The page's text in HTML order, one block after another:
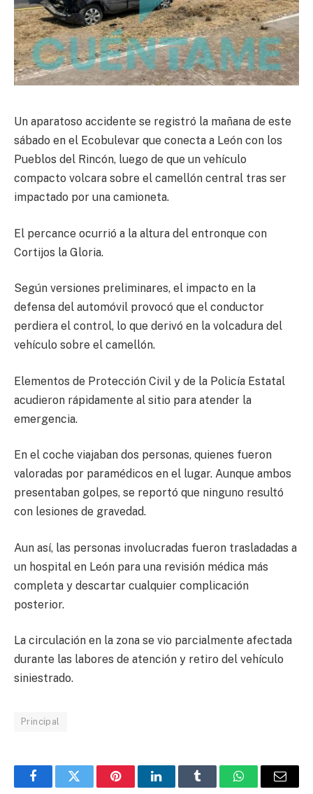
Un aparatoso accidente se registró la mañana de este
sábado en el Ecobulevar que conecta a León con los
Pueblos del Rincón, luego de que un vehículo
compacto volcara sobre el camellón central tras ser
impactado por una camioneta.
El percance ocurrió a la altura del entronque con
Cortijos la Gloria.
Según versiones preliminares, el impacto en la
defensa del automóvil provocó que el conductor
perdiera el control, lo que derivó en la volcadura del
vehículo sobre el camellón.
Elementos de Protección Civil y de la Policía Estatal
acudieron rápidamente al sitio para atender la
emergencia.
En el coche viajaban dos personas, quienes fueron
valoradas por paramédicos en el lugar. Aunque ambos
presentaban golpes, se reportó que ninguno resultó
con lesiones de gravedad.
Aun así, las personas involucradas fueron trasladadas a
un hospital en León para una revisión médica más
completa y descartar cualquier complicación
posterior.
La circulación en la zona se vio parcialmente afectada
durante las labores de atención y retiro del vehículo
siniestrado.
Principal
FacebookTwitter PinterestLinkedInTumblr WhatsAppEmail